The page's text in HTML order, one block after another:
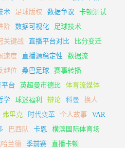
术 足球版权 数据争议
卡顿测试
阶 数据可视化
足球技术
关键战 直播平台对比
比分变迁
速度 直播源稳定性
数据流
越位 桑巴足球
赛事转播
台 英超曼市德比
体育流媒体
学 球迷福利 辩论 科曼
换人
弗里克 时代变革 个人故事
VAR
巴西队 卡恩
横滨国际体育场
兰德 季前赛
直播卡顿